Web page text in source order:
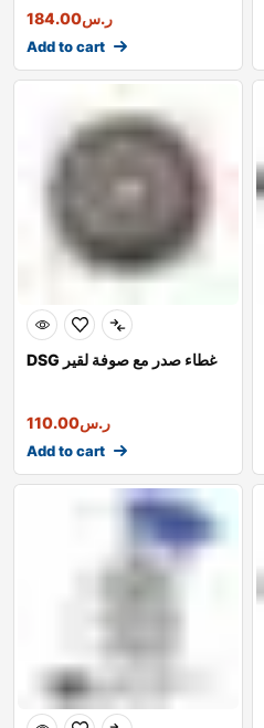
ر.س184.00
Add to cart
DSG غطاء صدر مع صوفة لقير
ر.س110.00
Add to cart